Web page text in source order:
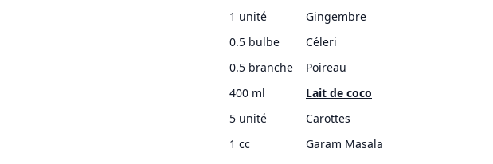
1 unité
Gingembre
0.5 bulbe
Céleri
0.5 branche
Poireau
400 ml
Lait de coco
5 unité
Carottes
1 cc
Garam Masala